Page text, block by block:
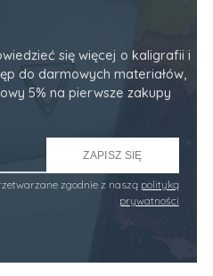
się więcej o kaligrafii i
do darmowych materiałów,
5% na pierwsze zakupy
ZAPISZ SIĘ
zgodnie z naszą polityką
prywatności